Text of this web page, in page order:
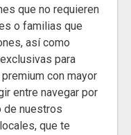
que no requieren
o familias que
así como
para
con mayor
entre navegar por
de nuestros
que te